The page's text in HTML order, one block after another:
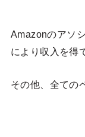
Amazonのアソ
により収入を得
その他、全ての